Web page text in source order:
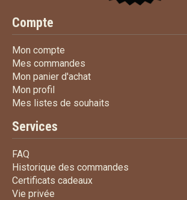
Compte
Mon compte
Mes commandes
Mon panier d'achatMon panier d'achat
Mon profil
Mes listes de souhaits
Services
FAQ
Historique des commandes
Certificats cadeauxCertificats cadeaux
Vie privée